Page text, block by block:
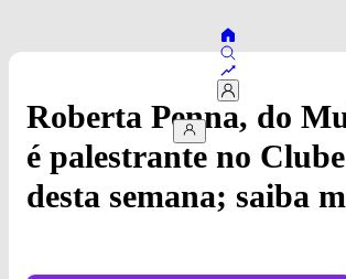
Roberta Penna, do
é palestrante no
desta semana; saiba